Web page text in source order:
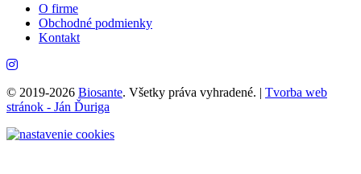
O firme
Obchodné podmienky
Kontakt
© 2019-2026 Biosante. Všetky práva vyhradené. | Tvorba web
stránok - Ján Ďuriga